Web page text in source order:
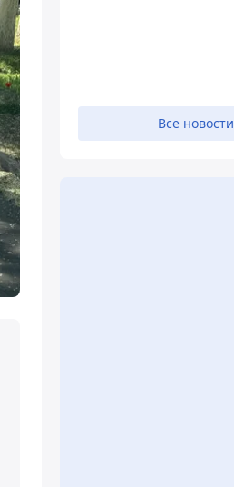
Все новости